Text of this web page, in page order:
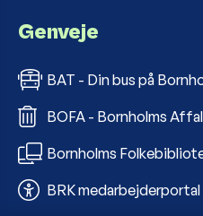
Genveje
BAT - Din bus på
BOFA - Bornholms
Bornholms
BRK medarbejderportal